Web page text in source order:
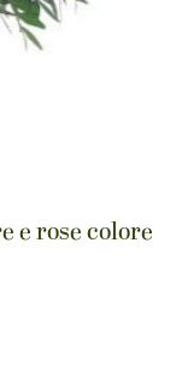
e rose colore